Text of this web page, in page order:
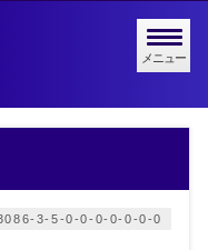
メニュー
3086-3-5-0-0-0-0-0-0-0